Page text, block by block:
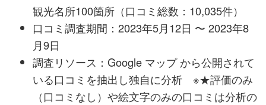
観光名所100箇所（口コミ総数：10,035件）
口コミ調査期間：2023年5月12日 〜 2023年8
月9日
調査リソース：Google マップ から公開されて
いる口コミを抽出し独自に分析 ※★評価のみ
（口コミなし）や絵文字のみの口コミは分析の